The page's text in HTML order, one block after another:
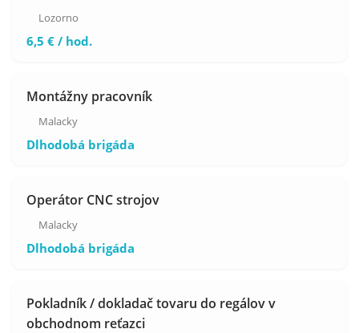
Lozorno
6,5 € / hod.
Montážny pracovník
Malacky
Dlhodobá brigáda
Operátor CNC strojov
Malacky
Dlhodobá brigáda
Pokladník / dokladač tovaru do regálov v
obchodnom reťazci